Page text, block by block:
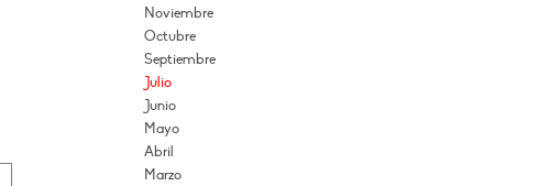
Noviembre
Octubre
Septiembre
Julio
Junio
Mayo
Abril
Marzo